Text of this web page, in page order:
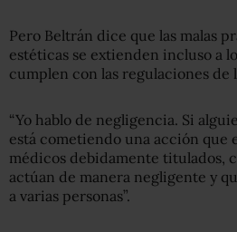
Pero Beltrán dice que las malas
estéticas se extienden incluso a
cumplen con las regulaciones de
“Yo hablo de negligencia. Si
está cometiendo una acción que
médicos debidamente titulados,
actúan de manera negligente y
a varias personas”.